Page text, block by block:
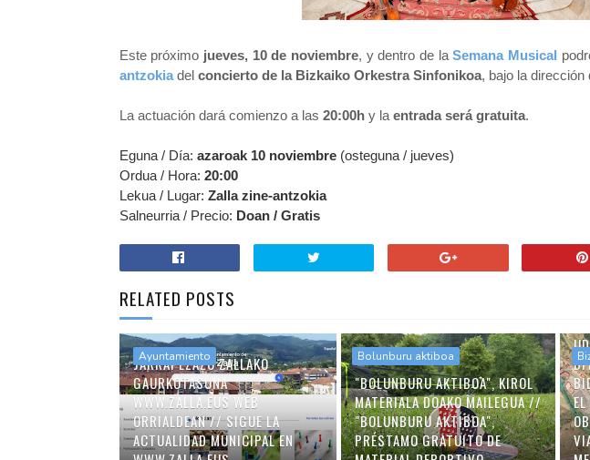
Este próximo jueves, 10 de noviembre, y dentro de laSemana Musical
antzokiadel concierto de la Bizkaiko Orkestra Sinfonikoa, bajo la dirección
La actuación dará comienzo a las 20:00hy la entrada será gratuita.
Eguna / Día: azaroak 10 noviembre(osteguna / jueves)
Ordua / Hora: 20:00
Lekua / Lugar: Zalla zine-antzokia
Salneurria / Precio: Doan / Gratis
RELATED POSTS
Ayuntamiento
JARRAI EZAZU ZALLAKO
GAURKOTASUNA
WWW.ZALLA.EUS WEB
ORRIALDEAN // SIGUE LA
ACTUALIDAD MUNICIPAL EN
Bolunburu aktiboa
"BOLUNBURU AKTIBOA", KIROL
MATERIALA DOAKO MAILEGUA //
"BOLUNBURU AKTIBOA",
PRÉSTAMO GRATUITO DE